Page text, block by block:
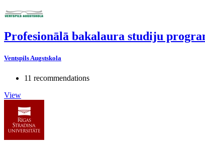
Profesionālā bakalaura studiju
Ventspils Augstskola
11 recommendations
View